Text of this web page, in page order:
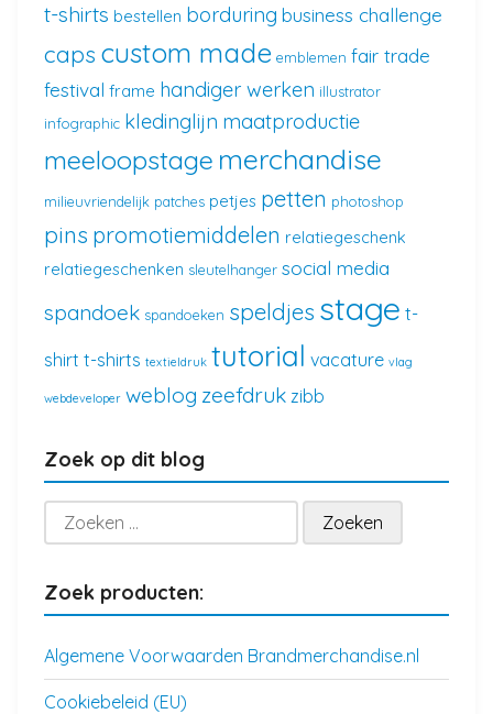
t-shirts bestellen borduring business challenge
caps custom made emblemen fair trade
festival frame handiger werken illustrator
infographic kledinglijn maatproductie
meeloopstage merchandise
milieuvriendelijk patches petjes petten photoshop
pins promotiemiddelen relatiegeschenk
relatiegeschenken sleutelhanger social media
spandoek spandoeken speldjes stage t-
shirt t-shirts textieldruk tutorial vacature vlag
webdeveloper weblog zeefdruk zibb
Zoek op dit blog
Zoeken
naar:
Zoek producten:
Algemene Voorwaarden Brandmerchandise.nl
Cookiebeleid (EU)